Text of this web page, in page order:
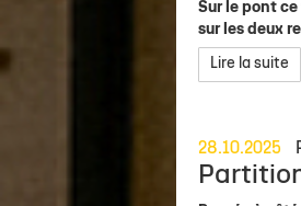
Sur le pont
sur les deux
Lire la suite
28.10.2025